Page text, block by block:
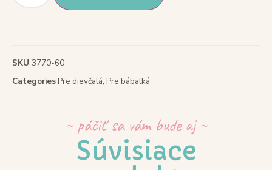
SKU 3770-60
CategoriesPre dievčatá, Pre bábätká
~ páčiť sa vám bude aj ~
Súvisiace